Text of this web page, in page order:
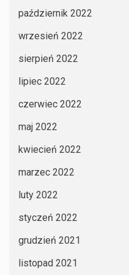
październik 2022
wrzesień 2022
sierpień 2022
lipiec 2022
czerwiec 2022
maj 2022
kwiecień 2022
marzec 2022
luty 2022
styczeń 2022
grudzień 2021
listopad 2021